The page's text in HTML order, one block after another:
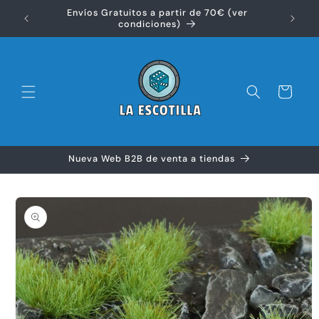
directamenteEnvíos Gratuitos a partir de 70€ (ver
condiciones)
Carrito
Nueva Web B2B de venta a tiendas
directamente
a la
información
del producto